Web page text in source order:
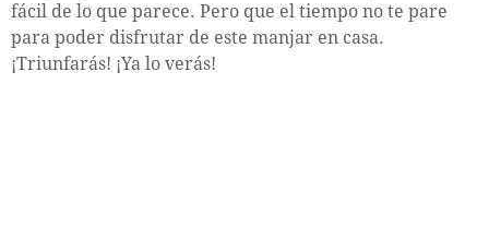
fácil de lo que parece. Pero que el tiempo no te pare
para poder disfrutar de este manjar en casa.
¡Triunfarás! ¡Ya lo verás!